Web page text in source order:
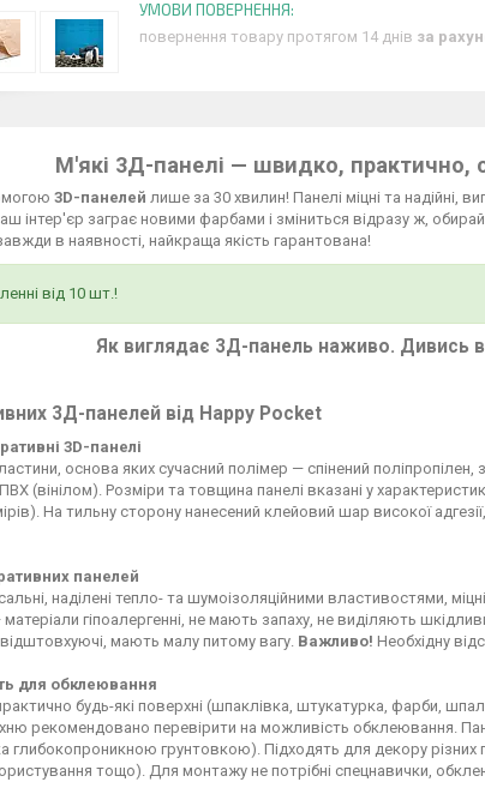
повернення товару протягом 14 днів за
М'які 3Д-панелі — швидко, практично,
3D-панелей лише за 30 хвилин! Панелі міцні та надійні,
інтер'єр заграє новими фарбами і зміниться відразу ж,
завжди в наявності, найкраща якість гарантована!
від 10 шт.!
Як виглядає 3Д-панель наживо. Дивись
3Д-панелей від Happy Pocket
3D-панелі
основа яких сучасний полімер — спінений
(вінілом). Розміри та товщина панелі вказані у
На тильну сторону нанесений клейовий шар високої
панелей
наділені тепло- та шумоізоляційними властивостями,
матеріали гіпоалергенні, не мають запаху, не виділяють
мають малу питому вагу. Важливо! Необхідну
для обклеювання
будь-які поверхні (шпаклівка, штукатурка, фарби,
рекомендовано перевірити на можливість обклеювання.
глибокопроникною грунтовкою). Підходять для декору різних
тощо). Для монтажу не потрібні спецнавички,